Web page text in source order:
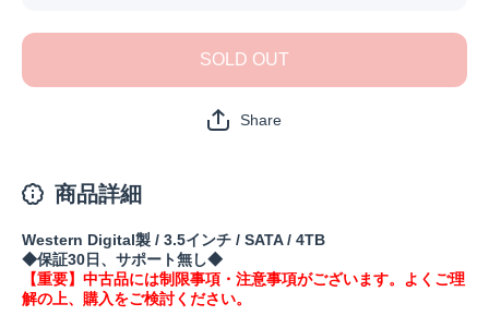
xxSPEB(保
量を増
SOLD OUT
Share
商品詳細
Western Digital製 / 3.5インチ / SATA / 4TB
◆保証30日、サポート無し◆
【重要】中古品には制限事項・注意事項がございます。よくご理
解の上、購入をご検討ください。